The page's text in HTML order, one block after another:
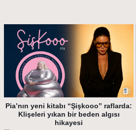
Pia’nın yeni kitabı “Şişkooo” raflarda:
Klişeleri yıkan bir beden algısı
hikayesi